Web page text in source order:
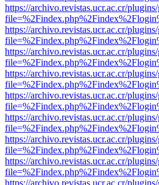
https://archivo.revistas.ucr.ac.cr/
https://archivo.revistas.ucr.ac.cr/
https://archivo.revistas.ucr.ac.cr/
https://archivo.revistas.ucr.ac.cr/
https://archivo.revistas.ucr.ac.cr/
https://archivo.revistas.ucr.ac.cr/
https://archivo.revistas.ucr.ac.cr/
https://archivo.revistas.ucr.ac.cr/
https://archivo.revistas.ucr.ac.cr/